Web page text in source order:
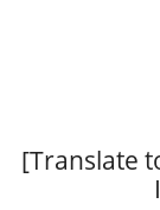
[Translate